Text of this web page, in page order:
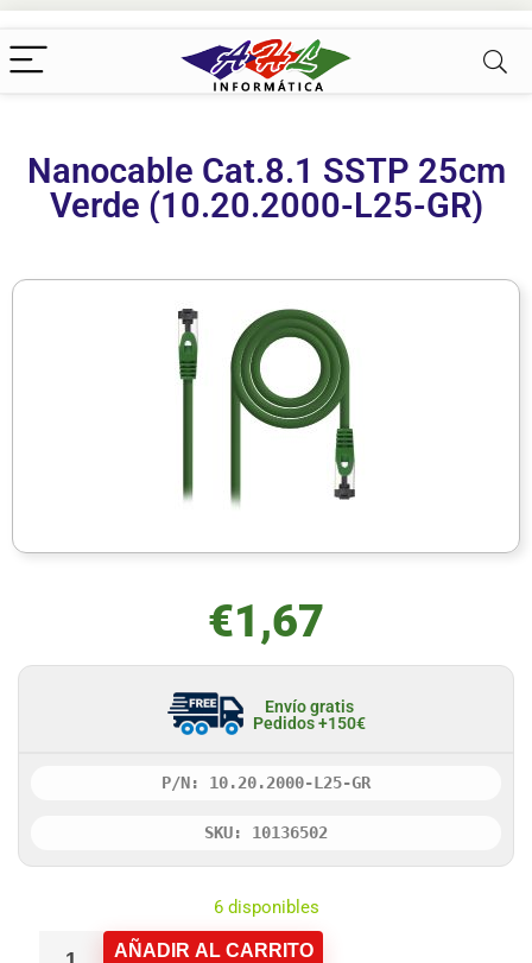
Nanocable Cat.8.1 SSTP 25cm
Verde (10.20.2000-L25-GR)
€1,67
Envío gratis
Pedidos +150€
P/N: 10.20.2000-L25-GR
SKU: 10136502
6 disponibles
AÑADIR AL CARRITO